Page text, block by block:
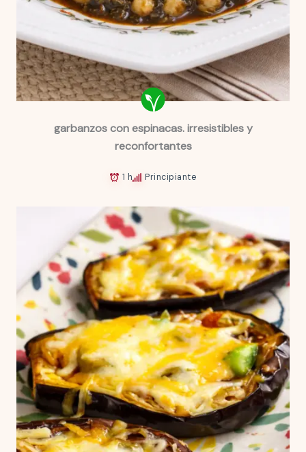
garbanzos con espinacas. irresistibles y
reconfortantes
1 h Principiante